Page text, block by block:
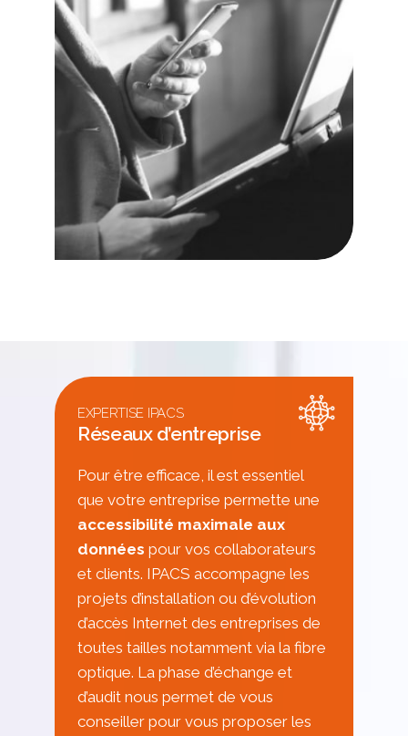
EXPERTISE IPACS
Réseaux d’entreprise
Pour être efficace, il est essentiel
que votre entreprise permette une
accessibilité maximale aux
données pour vos collaborateurs
et clients. IPACS accompagne les
projets d’installation ou d’évolution
d’accès Internet des entreprises de
toutes tailles notamment via la fibre
optique. La phase d’échange et
d’audit nous permet de vous
conseiller pour vous proposer les